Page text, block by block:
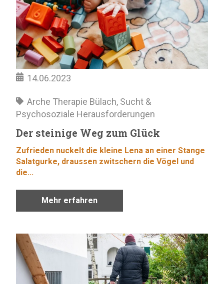
14.06.2023
Arche Therapie Bülach, Sucht &
Psychosoziale Herausforderungen
Der steinige Weg zum Glück
Zufrieden nuckelt die kleine Lena an einer Stange
Salatgurke, draussen zwitschern die Vögel und
die...
Mehr erfahren